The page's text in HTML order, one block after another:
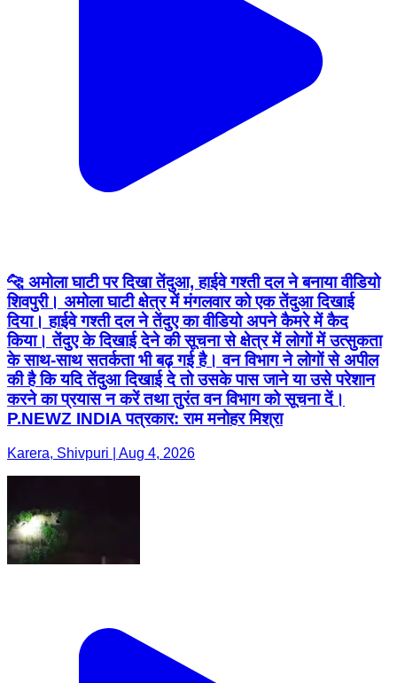
🐆 अमोला घाटी पर दिखा तेंदुआ, हाईवे गश्ती दल ने बनाया वीडियो
शिवपुरी। अमोला घाटी क्षेत्र में मंगलवार को एक तेंदुआ दिखाई
दिया। हाईवे गश्ती दल ने तेंदुए का वीडियो अपने कैमरे में कैद
किया। तेंदुए के दिखाई देने की सूचना से क्षेत्र में लोगों में उत्सुकता
के साथ-साथ सतर्कता भी बढ़ गई है। वन विभाग ने लोगों से अपील
की है कि यदि तेंदुआ दिखाई दे तो उसके पास जाने या उसे परेशान
करने का प्रयास न करें तथा तुरंत वन विभाग को सूचना दें।
P.NEWZ INDIA पत्रकार: राम मनोहर मिश्रा
Karera, Shivpuri | Aug 4, 2026